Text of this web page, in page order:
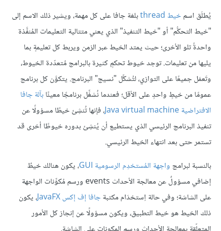
يُطلَق اسمخيط thread
بلغة جافا على كل مهمة، ويشير ذلك الاسم إلى
"خيط التحكُّم" أو "خيط التنفيذ" الذي يعني متتالية التعليمات المُنفَّذة
واحدةً تلو الأخرى؛ حيث يمتد الخيط عبر الزمن ويربط كل تعليمةٍ بما
يليها من تعليمات. توجد خيوط تحكمٍ كثيرة بالبرامج مُتعدّدة الخيوط،
وتَعمَل جميعًا على التوازي، لتُشكِّل "نسيج" البرنامج. يتكوَّن كل برنامج
عمومًا من خيطٍ واحدٍ على الأقل؛ فعندما نُشغِّل برنامجًا معينًابآلة جافا
الافتراضية Java virtual machine
، فإنها تُنشِئ خيطًا مسؤولًا عن
تنفيذ البرنامج الرئيسي الذي يستطيع أن يُنشِئ بدوره خيوطًا أخرى قد
تستمر حتى بعد انتهاء الخيط الرئيسي.
بالنسبة لبرامج واجهة المُستخدِم الرسومية GUI
، يكون هنالك خيطٌ
إضافي مسؤولٌ عن معالجة الأحداث events ورسم مُكوِّنات الواجهة
على الشاشة؛ وفي حالة اِستخدَام مكتبةجافا إف إكس JavaFX
، يكون
ذلك الخيط هو خيط التطبيق، ويكون مسؤولًا عن إنجاز كل الأمور